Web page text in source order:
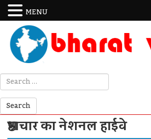
भ्रष्टाचार का नेशनल हाईवे
MENU